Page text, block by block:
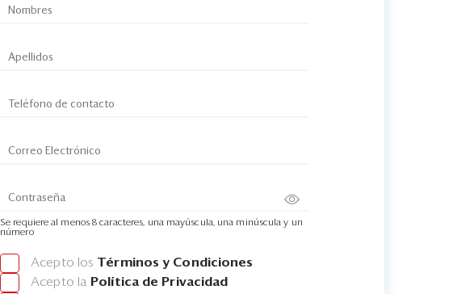
Se requiere al menos 8 caracteres, una mayúscula, una minúscula y un
número
Acepto los Términos y Condiciones
Acepto la Política de Privacidad